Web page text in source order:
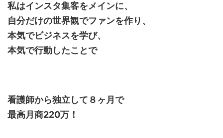
私はインスタ集客をメインに、
自分だけの世界観でファンを作り、
本気でビジネスを学び、
本気で行動したことで
看護師から独立して８ヶ月で
最高月商220万！